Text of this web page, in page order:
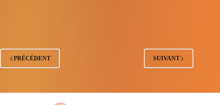
PRÉCÉDENT SUIVANT